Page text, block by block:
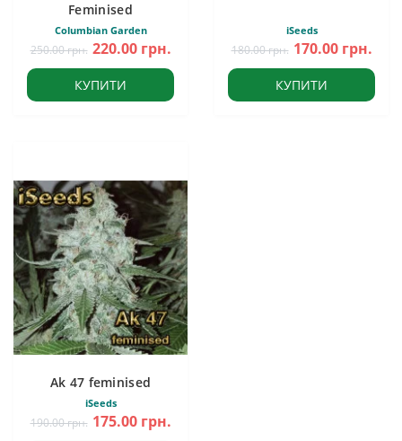
Feminised
Columbian Garden
250.00 грн. 220.00 грн.
КУПИТИ
iSeeds
180.00 грн. 170.00 грн.
КУПИТИ
Ak 47 feminised
iSeeds
190.00 грн. 175.00 грн.